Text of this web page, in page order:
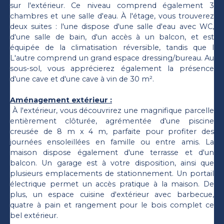
sur l'extérieur. Ce niveau comprend également 3
chambres et une salle d'eau. À l'étage, vous trouverez
deux suites : l'une dispose d'une salle d'eau avec WC,
d'une salle de bain, d'un accès à un balcon, et est
équipée de la climatisation réversible, tandis que l
L'autre comprend un grand espace dressing/bureau. Au
sous-sol, vous apprécierez également la présence
d'une cave et d'une cave à vin de 30 m².
Aménagement extérieur :
À l'extérieur, vous découvrirez une magnifique parcelle
entièrement clôturée, agrémentée d'une piscine
creusée de 8 m x 4 m, parfaite pour profiter des
journées ensoleillées en famille ou entre amis. La
maison dispose également d'une terrasse et d'un
balcon. Un garage est à votre disposition, ainsi que
plusieurs emplacements de stationnement. Un portail
électrique permet un accès pratique à la maison. De
plus, un espace cuisine d'extérieur avec barbecue,
quatre à pain et rangement pour le bois complet ce
bel extérieur.